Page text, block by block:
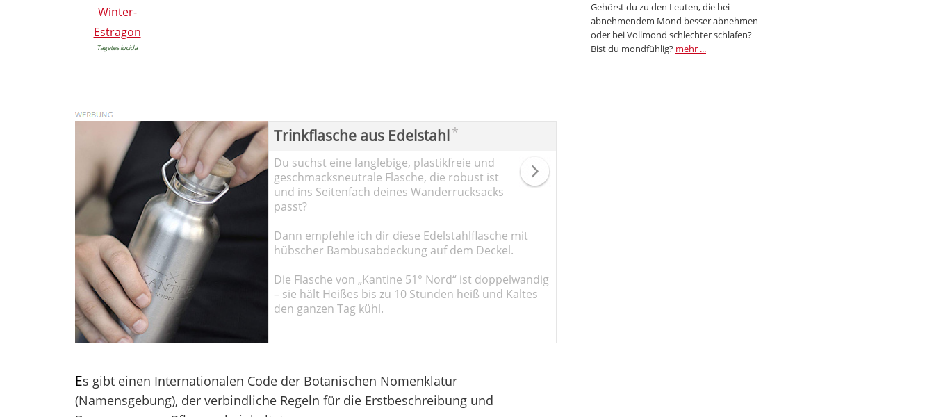
Gehörst du zu den Leuten, die bei
abnehmendem Mond besser abnehmen
oder bei Vollmond schlechter schlafen?
Bist du mondfühlig? mehr ...
Winter-
Estragon
Tagetes lucida
Trinkflasche aus Edelstahl*
Du suchst eine langlebige, plastikfreie und
geschmacksneutrale Flasche, die robust ist
und ins Seitenfach deines Wanderrucksacks
passt?
Dann empfehle ich dir diese Edelstahlflasche mit
hübscher Bambusabdeckung auf dem Deckel.
Die Flasche von „Kantine 51° Nord“ ist doppelwandig
– sie hält Heißes bis zu 10 Stunden heiß und Kaltes
den ganzen Tag kühl.
Es gibt einen Internationalen Code der Botanischen Nomenklatur
(Namensgebung), der verbindliche Regeln für die Erstbeschreibung und